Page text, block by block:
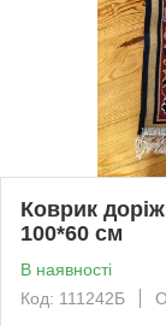
Коврик
100*60 см
В наявності
Код: 111242Б